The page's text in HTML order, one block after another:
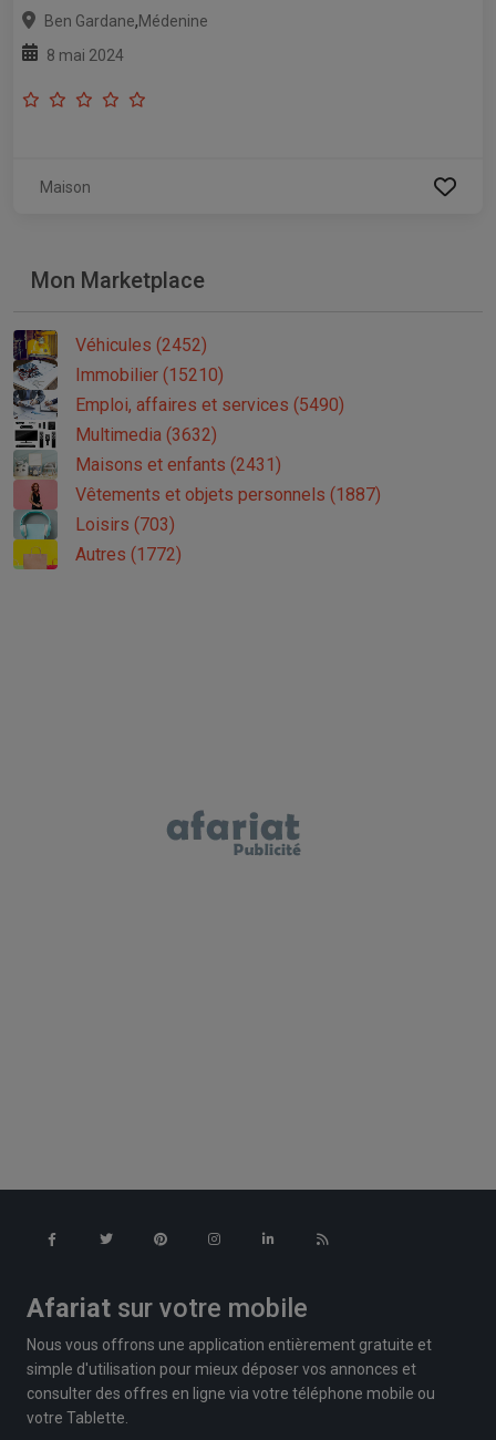
Ben Gardane,Médenine
8 mai 2024
Maison
Mon Marketplace
Véhicules (2452)
Immobilier (15210)
Emploi, affaires et services (5490)
Multimedia (3632)
Maisons et enfants (2431)
Vêtements et objets personnels (1887)
Loisirs (703)
Autres (1772)
Afariat sur votre mobile
Nous vous offrons une application entièrement gratuite et
simple d'utilisation pour mieux déposer vos annonces et
consulter des offres en ligne via votre téléphone mobile ou
votre Tablette.